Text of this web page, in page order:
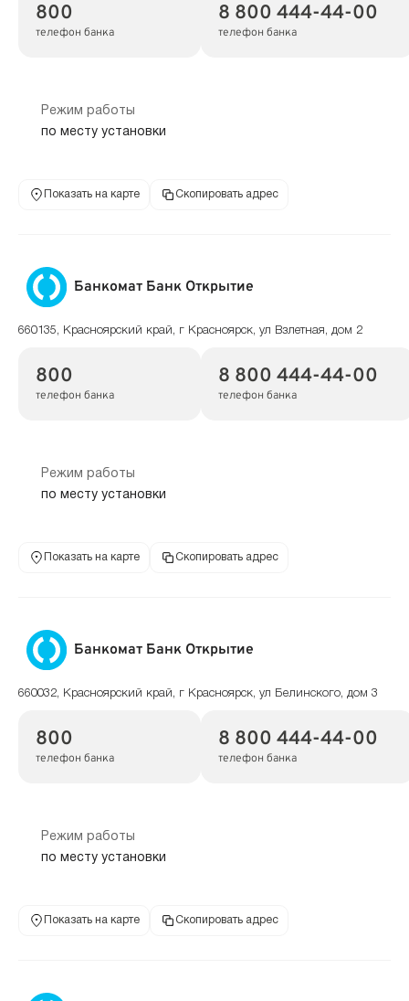
800
телефон банка
8 800 444-44-00
телефон банка
Режим работы
по месту установки
Показать на карте Скопировать адрес
Банкомат Банк Открытие
660135, Красноярский край, г Красноярск, ул Взлетная, дом 2
800
телефон банка
8 800 444-44-00
телефон банка
Режим работы
по месту установки
Показать на карте Скопировать адрес
Банкомат Банк Открытие
660032, Красноярский край, г Красноярск, ул Белинского, дом 3
800
телефон банка
8 800 444-44-00
телефон банка
Режим работы
по месту установки
Показать на карте Скопировать адрес